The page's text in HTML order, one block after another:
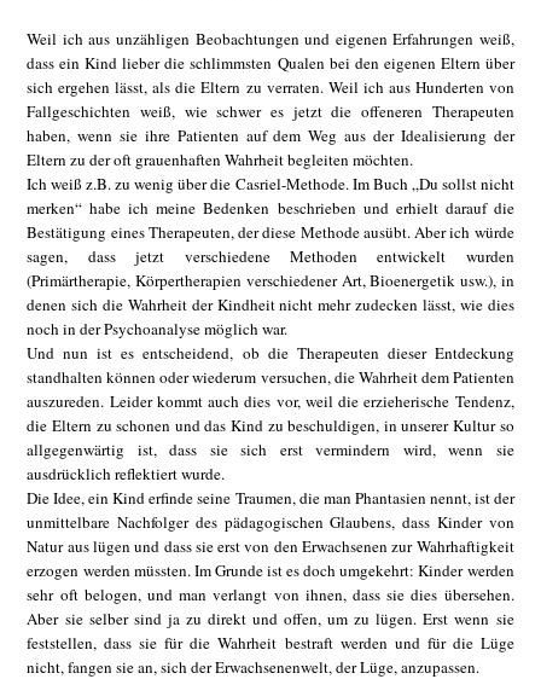
Weil ich aus unzähligen Beobachtungen und eigenen Erfahrungen weiß,
dass ein Kind lieber die schlimmsten Qualen bei den eigenen Eltern über
sich ergehen lässt, als die Eltern zu verraten. Weil ich aus Hunderten von
Fallgeschichten weiß, wie schwer es jetzt die offeneren Therapeuten
haben, wenn sie ihre Patienten auf dem Weg aus der Idealisierung der
Eltern zu der oft grauenhaften Wahrheit begleiten möchten.
Ich weiß z.B. zu wenig über die Casriel-Methode. Im Buch „Du sollst nicht
merken“ habe ich meine Bedenken beschrieben und erhielt darauf die
Bestätigung eines Therapeuten, der diese Methode ausübt. Aber ich würde
sagen, dass jetzt verschiedene Methoden entwickelt wurden
(Primärtherapie, Körpertherapien verschiedener Art, Bioenergetik usw.), in
denen sich die Wahrheit der Kindheit nicht mehr zudecken lässt, wie dies
noch in der Psychoanalyse möglich war.
Und nun ist es entscheidend, ob die Therapeuten dieser Entdeckung
standhalten können oder wiederum versuchen, die Wahrheit dem Patienten
auszureden. Leider kommt auch dies vor, weil die erzieherische Tendenz,
die Eltern zu schonen und das Kind zu beschuldigen, in unserer Kultur so
allgegenwärtig ist, dass sie sich erst vermindern wird, wenn sie
ausdrücklich reflektiert wurde.
Die Idee, ein Kind erfinde seine Traumen, die man Phantasien nennt, ist der
unmittelbare Nachfolger des pädagogischen Glaubens, dass Kinder von
Natur aus lügen und dass sie erst von den Erwachsenen zur Wahrhaftigkeit
erzogen werden müssten. Im Grunde ist es doch umgekehrt: Kinder werden
sehr oft belogen, und man verlangt von ihnen, dass sie dies übersehen.
Aber sie selber sind ja zu direkt und offen, um zu lügen. Erst wenn sie
feststellen, dass sie für die Wahrheit bestraft werden und für die Lüge
nicht, fangen sie an, sich der Erwachsenenwelt, der Lüge, anzupassen.